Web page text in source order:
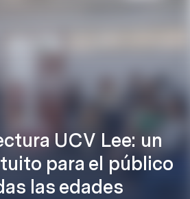
UCV Lee: un
para el público
las edades